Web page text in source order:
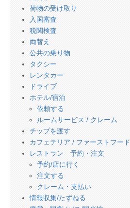
荷物の受け取り
入国審査
税関検査
両替え
公共の乗り物
タクシー
レンタカー
ドライブ
ホテル/宿泊
依頼する
ルームサービス / クレーム
チップを渡す
カフェテリア / ファーストフード
レストラン 予約・注文
予約/店に行く
注文する
クレーム・支払い
情報収集/たずねる